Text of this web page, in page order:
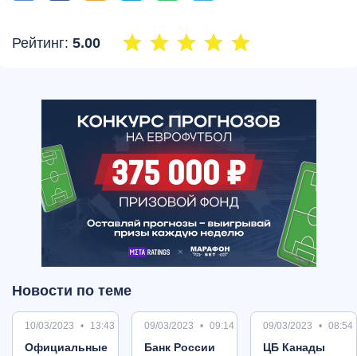
Рейтинг: 5.00
Новости по теме
10/03/2023 13:43
Oфициальные
09/03/2023 09:14
Банк России
09/03/2023 08:54
ЦБ Канады